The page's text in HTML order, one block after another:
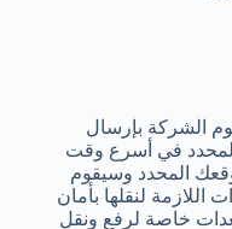
الشركة بإرسال
في أسرع وقت
المحدد وسيقوم
اللازمة لنقلها بأمان
خاصة لرفع ونقل